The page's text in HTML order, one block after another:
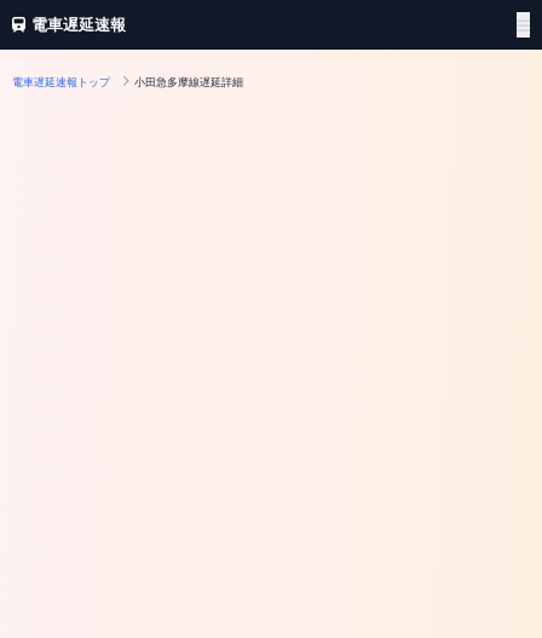
電車遅延速報
電車遅延速報トップ 小田急多摩線遅延詳細